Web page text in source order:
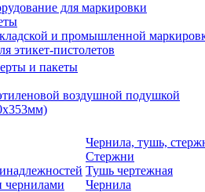
для маркировки
и промышленной
этикет-пистолетов
и пакеты
воздушной подушкой
чернилами
Чернила, тушь,
Стержни
Тушь чертежная
Чернила